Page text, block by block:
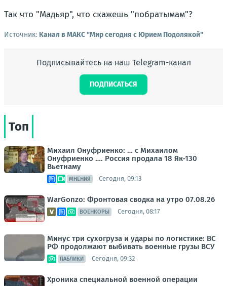
Так что "Мадьяр", что скажешь "побратымам"?
Источник: Канал в МАКС "Мир сегодня с Юрием Подолякой"
Подписывайтесь на наш Telegram-канал
ПОДПИСАТЬСЯ
Топ
Михаил Онуфриенко: … с Михаилом
Онуфриенко …. Россия продала 18 Як-130
Вьетнаму
МНЕНИЯ Сегодня, 09:13
WarGonzo: Фронтовая сводка на утро 07.08.26
ВОЕНКОРЫ Сегодня, 08:17
Минус три сухогруза и удары по логистике: ВС
РФ продолжают выбивать военные грузы ВСУ
ПАБЛИКИ Сегодня, 09:32
Хроника специальной военной операции